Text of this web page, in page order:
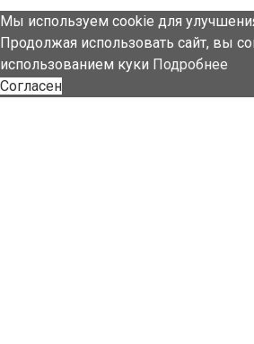
Мы используем cookie для
Продолжая использовать сайт, вы
использованием куки Подробнее
Согласен